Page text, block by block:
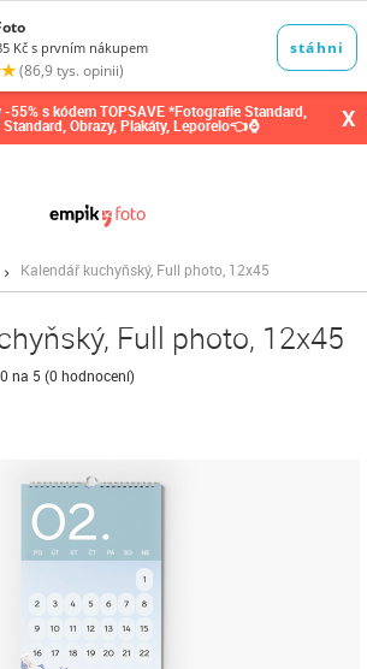
55% s kódem TOPSAVE *Fotografie Standard,
Obrazy, Plakáty, Leporelo👈⌚ X
Kalendář kuchyňský, Full photo, 12x45
Full photo, 12x45
0 na 5 (0 hodnocení)